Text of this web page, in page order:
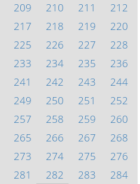
209 210 211
212
217 218 219
220
225 226 227
228
233 234 235
236
241 242 243
244
249 250 251
252
257 258 259
260
265 266 267
268
273 274 275
276
281 282 283
284